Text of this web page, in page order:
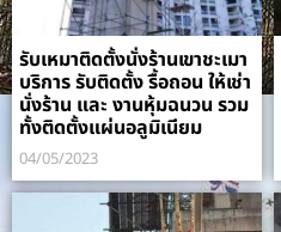
รับเหมาติดตั้งนั่งร้านเขาชะเมา
บริการ รับติดตั้ง รื้อถอน ให้เช่า
นั่งร้าน และ งานหุ้มฉนวน รวม
ทั้งติดตั้งแผ่นอลูมิเนียม
04/05/2023